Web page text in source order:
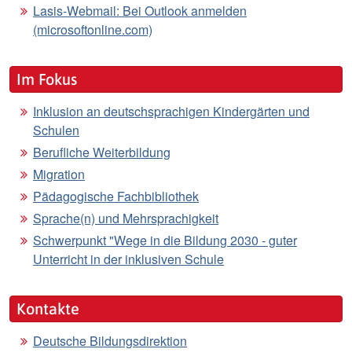
Lasis-Webmail: Bei Outlook anmelden
(microsoftonline.com)
Im Fokus
Inklusion an deutschsprachigen Kindergärten und
Schulen
Berufliche Weiterbildung
Migration
Pädagogische Fachbibliothek
Sprache(n) und Mehrsprachigkeit
Schwerpunkt "Wege in die Bildung 2030 - guter
Unterricht in der inklusiven Schule
Kontakte
Deutsche Bildungsdirektion